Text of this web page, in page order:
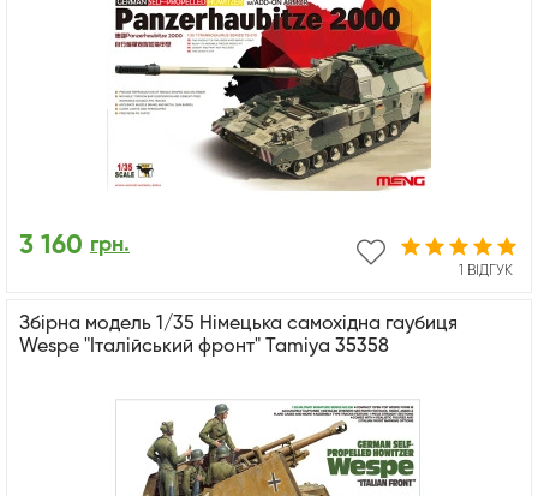
1 ВІДГУК
3 160 грн.
Збірна модель 1/35 Німецька самохідна гаубиця
Wespe "Італійський фронт" Tamiya 35358